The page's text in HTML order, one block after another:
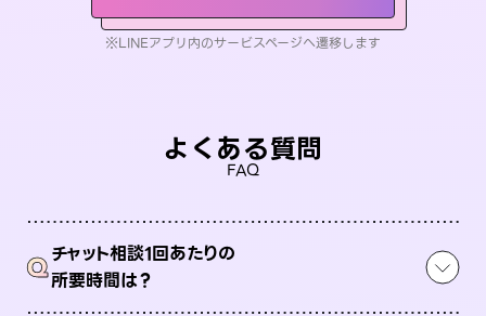
※LINEアプリ内のサービスページへ遷移します
よくある質問
FAQ
Qチャット相談1回あたりの
所要時間は？